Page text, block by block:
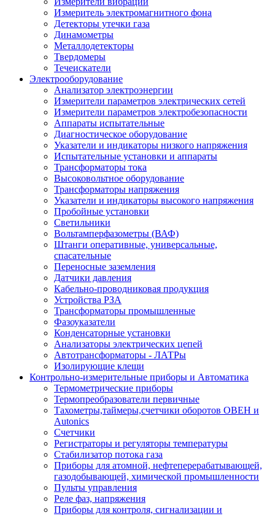
Измеритель электромагнитного фона
Детекторы утечки газа
Динамометры
Металлодетекторы
Твердомеры
Течеискатели
Электрооборудование
Анализатор электроэнергии
Измерители параметров электрических сетей
Измерители параметров электробезопасности
Аппараты испытательные
Диагностическое оборудование
Указатели и индикаторы низкого напряжения
Испытательные установки и аппараты
Трансформаторы тока
Высоковольтное оборудование
Трансформаторы напряжения
Указатели и индикаторы высокого напряжения
Пробойные установки
Светильники
Вольтамперфазометры (ВАФ)
Штанги оперативные, универсальные,
спасательные
Переносные заземления
Датчики давления
Кабельно-проводниковая продукция
Устройства РЗА
Трансформаторы промышленные
Фазоуказатели
Конденсаторные установки
Анализаторы электрических цепей
Автотрансформаторы - ЛАТРы
Изолирующие клещи
Контрольно-измерительные приборы и Автоматика
Термометрические приборы
Термопреобразователи первичные
Тахометры,таймеры,счетчики оборотов ОВЕН и
Autonics
Счетчики
Регистраторы и регуляторы температуры
Стабилизатор потока газа
Приборы для атомной, нефтеперерабатывающей,
газодобывающей, химической промышленности
Пульты управления
Реле фаз, напряжения
Приборы для контроля, сигнализации и